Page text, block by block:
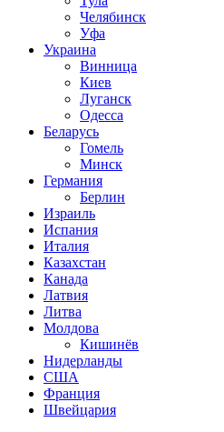
Челябинск
Уфа
Украина
Винница
Киев
Луганск
Одесса
Беларусь
Гомель
Минск
Германия
Берлин
Израиль
Испания
Италия
Казахстан
Канада
Латвия
Литва
Молдова
Кишинёв
Нидерланды
США
Франция
Швейцария